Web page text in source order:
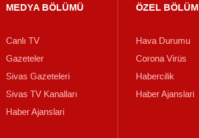
MEDYA BÖLÜMÜ
Canlı TV
Gazeteler
Sivas Gazeteleri
Sivas TV Kanalları
Haber Ajanslari
ÖZEL BÖLÜM
Hava Durumu
Corona Virüs
Habercilik
Haber Ajanslari